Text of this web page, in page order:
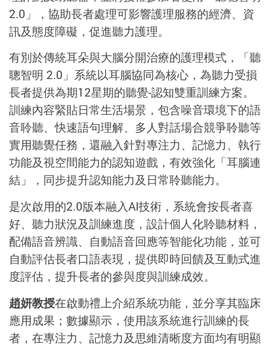
2.0」，協助長者處理可影響護理服務的經濟、資
訊及態度障礙，促進聽力護理。
有別於傳統耳朵與大腦分開治療的護理模式，「聽
聰智明 2.0」系統以耳腦協同為核心，為聽力受損
長者提供為期12星期的聽覺-認知雙重訓練方案。
訓練內容緊貼日常生活場景，包含噪音環境下的語
音聆聽、快速語句理解、多人對話場合競爭聆聽等
實用聽覺任務，還融入針對專注力、記憶力、執行
功能及視空間能力的認知遊戲，有效強化「耳腦連
結」，同步提升認知能力及日常聆聽能力。
是次啟用的2.0版本融入AI技術，系統會按長者喜
好、聽力狀況及訓練進度，設計個人化聆聽材料，
配備語音辨識、自動語音回應等智能化功能，並可
自動評估長者口語表現，提供即時回饋及互動式進
度評估，提升長者的參與度與訓練成效。
趙妍教授在啟動禮上介紹系統功能，並分享其臨床
應用成果；數據顯示，使用該系統進行訓練的長
者，在專注力、記憶力及思維清晰度方面均有明顯